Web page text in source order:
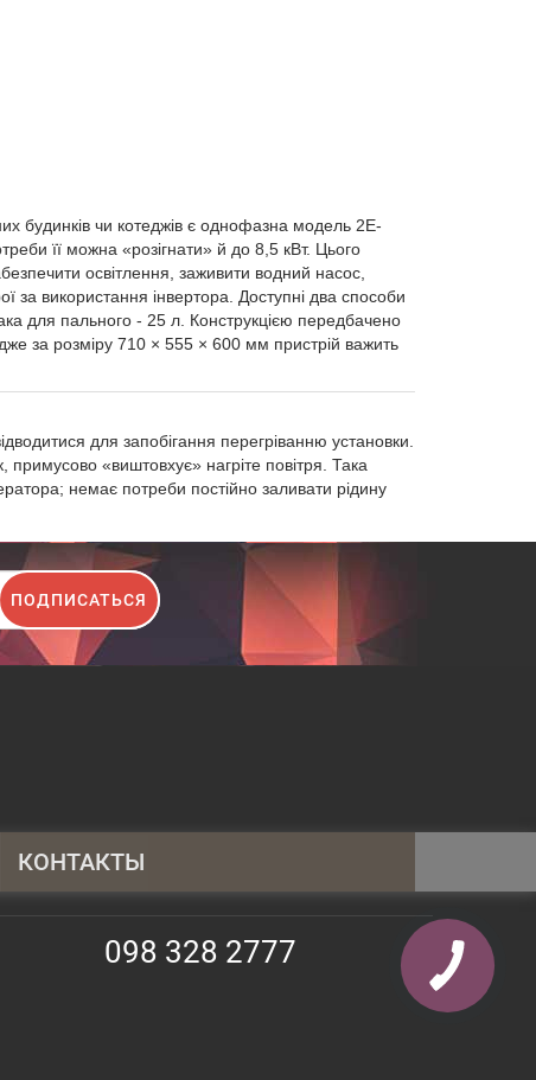
будинків чи котеджів є однофазна модель 2E-
її можна «розігнати» й до 8,5 кВт. Цього
освітлення, заживити водний насос,
за використання інвертора. Доступні два способи
для пального - 25 л. Конструкцією передбачено
за розміру 710 × 555 × 600 мм пристрій важить
для запобігання перегріванню установки.
«виштовхує» нагріте повітря. Така
немає потреби постійно заливати рідину
ПОДПИСАТЬСЯ
КОНТАКТЫ
098 328 2777
098 328 2777